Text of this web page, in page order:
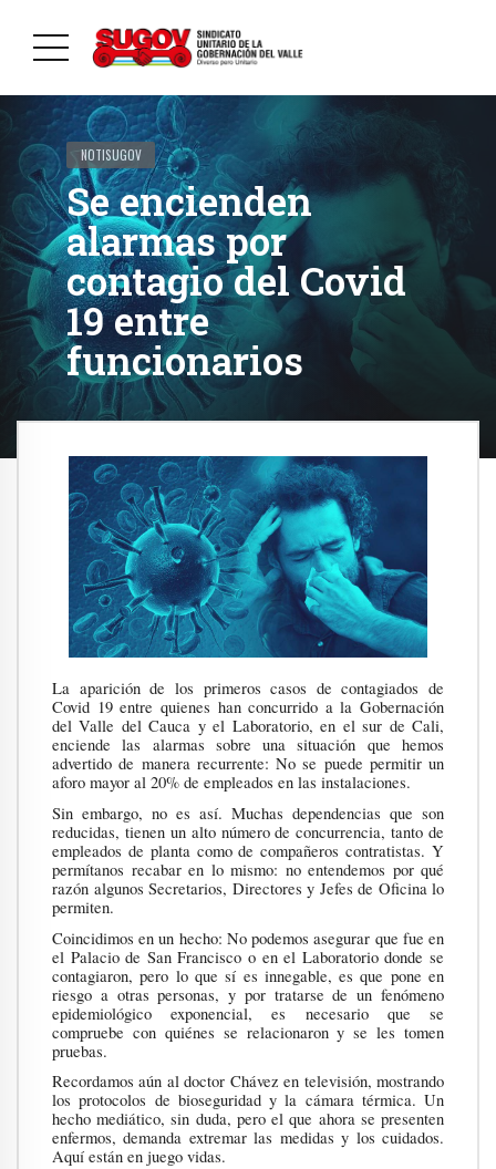
NOTISUGOV
Se encienden
alarmas por
contagio del Covid
19 entre
funcionarios
La aparición de los primeros casos de contagiados de
Covid 19 entre quienes han concurrido a la Gobernación
del Valle del Cauca y el Laboratorio, en el sur de Cali,
enciende las alarmas sobre una situación que hemos
advertido de manera recurrente: No se puede permitir un
aforo mayor al 20% de empleados en las instalaciones.
Sin embargo, no es así. Muchas dependencias que son
reducidas, tienen un alto número de concurrencia, tanto de
empleados de planta como de compañeros contratistas. Y
permítanos recabar en lo mismo: no entendemos por qué
razón algunos Secretarios, Directores y Jefes de Oficina lo
permiten.
Coincidimos en un hecho: No podemos asegurar que fue en
el Palacio de San Francisco o en el Laboratorio donde se
contagiaron, pero lo que sí es innegable, es que pone en
riesgo a otras personas, y por tratarse de un fenómeno
epidemiológico exponencial, es necesario que se
compruebe con quiénes se relacionaron y se les tomen
pruebas.
Recordamos aún al doctor Chávez en televisión, mostrando
los protocolos de bioseguridad y la cámara térmica. Un
hecho mediático, sin duda, pero el que ahora se presenten
enfermos, demanda extremar las medidas y los cuidados.
Aquí están en juego vidas.